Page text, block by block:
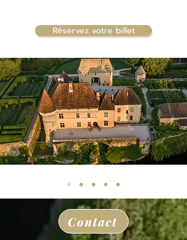
Réservez votre billet
Contact